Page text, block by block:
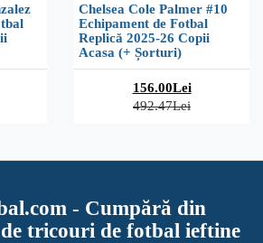
Chelsea Cole Palmer #10
Echipament de Fotbal
Replică 2025-26 Copii
Acasa (+ Șorturi)
156.00Lei
492.47Lei
- Cumpără din
tricouri de fotbal ieftine